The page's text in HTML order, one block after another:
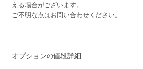
える場合がございます。
ご不明な点はお問い合わせください。
オプションの値段詳細